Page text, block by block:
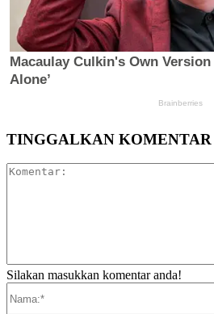
TINGGALKAN KOMENTAR
Silakan masukkan komentar anda!